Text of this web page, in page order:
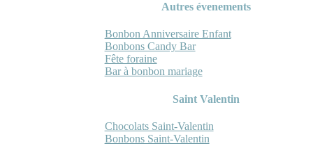
Autres évenements
Bonbon Anniversaire Enfant
Bonbons Candy Bar
Fête foraine
Bar à bonbon mariage
Saint Valentin
Chocolats Saint-Valentin
Bonbons Saint-Valentin